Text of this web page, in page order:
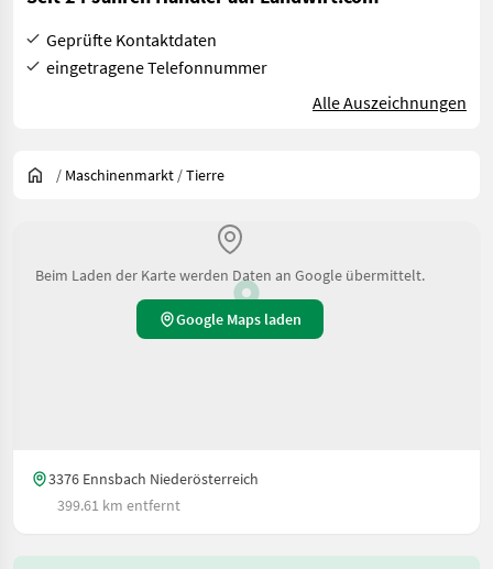
Geprüfte Kontaktdaten
eingetragene Telefonnummer
Alle Auszeichnungen
/ Maschinenmarkt /Tierre
Beim Laden der Karte werden Daten an Google übermittelt.
Google Maps laden
3376 Ennsbach Niederösterreich
399.61 km entfernt